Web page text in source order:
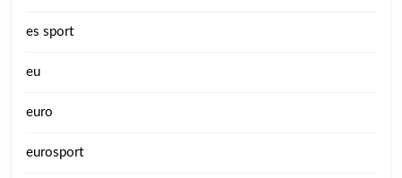
es sport
eu
euro
eurosport